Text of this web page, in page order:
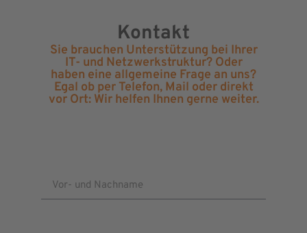
Kontakt
Sie brauchen Unterstützung bei Ihrer
IT- und Netzwerkstruktur? Oder
haben eine allgemeine Frage an uns?
Egal ob per Telefon, Mail oder direkt
vor Ort: Wir helfen Ihnen gerne weiter.